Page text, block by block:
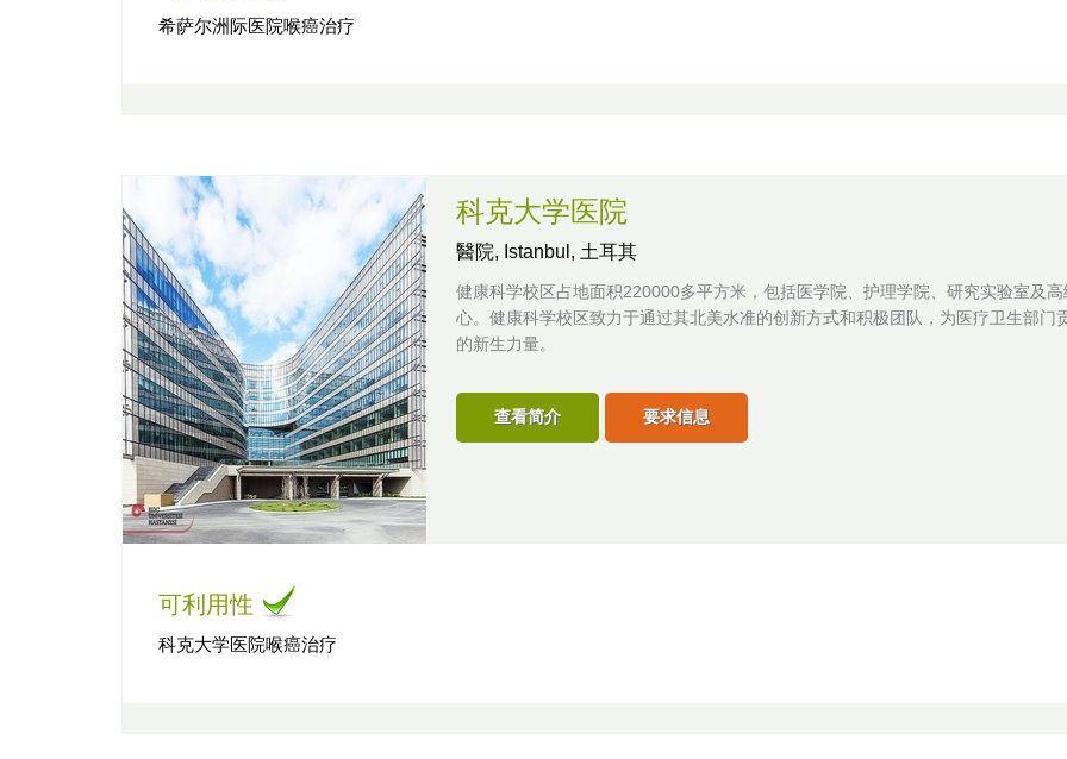
希萨尔洲际医院喉癌治疗
科克大学医院
醫院, Istanbul, 土耳其
健康科学校区占地面积220000多平方米，包括医学院、护理学院、研究实验室及
心。健康科学校区致力于通过其北美水准的创新方式和积极团队，为医疗卫生部门
的新生力量。
查看简介 要求信息
可利用性
科克大学医院喉癌治疗